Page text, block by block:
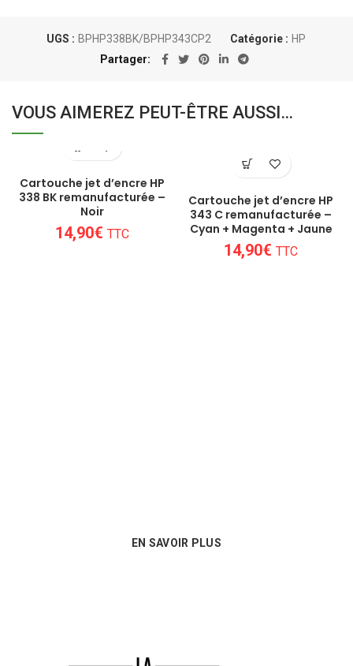
UGS : BPHP338BK/BPHP343CP2 Catégorie : HP
Partager
VOUS AIMEREZ PEUT-ÊTRE AUSSI…
Cartouche jet d’encre HP
338 BK remanufacturée –
Noir
14,90€ TTC
Cartouche jet d’encre HP
343 C remanufacturée –
Cyan + Magenta + Jaune
14,90€ TTC
EN SAVOIR PLUS